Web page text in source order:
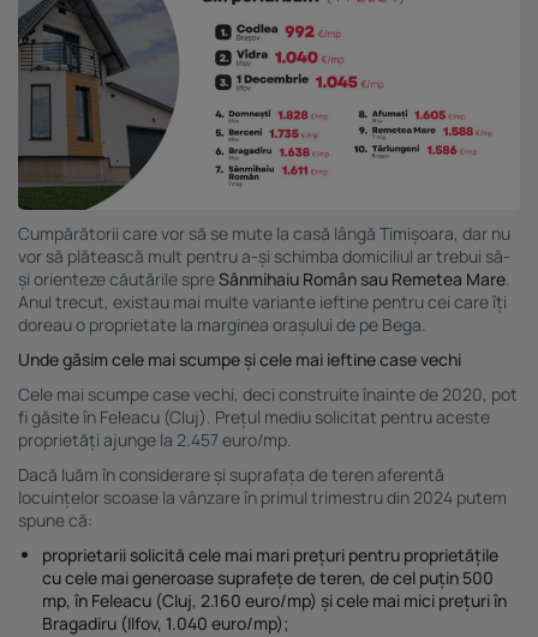
Cumpărătorii care vor să se mute la casă lângă Timișoara, dar nu
vor să plătească mult pentru a-și schimba domiciliul ar trebui să-
și orienteze căutările spreSânmihaiu Român sau Remetea Mare.
Anul trecut, existau mai multe variante ieftine pentru cei care îți
doreau o proprietate la marginea orașului de pe Bega.
Unde găsim cele mai scumpe și cele mai ieftine case vechi
Cele mai scumpe case vechi, deci construite înainte de 2020, pot
fi găsite în Feleacu (Cluj). Prețul mediu solicitat pentru aceste
proprietăți ajunge la 2.457 euro/mp.
Dacă luăm în considerare și suprafața de teren aferentă
locuințelor scoase la vânzare în primul trimestru din 2024 putem
spune că:
proprietarii solicită cele mai mari prețuri pentru proprietățile
cu cele mai generoase suprafețe de teren, de cel puțin 500
mp, în Feleacu (Cluj, 2.160 euro/mp) și cele mai mici prețuri în
Bragadiru (Ilfov, 1.040 euro/mp);